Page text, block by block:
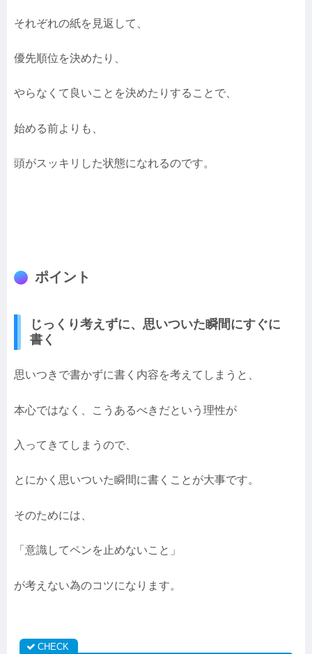
それぞれの紙を見返して、
優先順位を決めたり、
やらなくて良いことを決めたりすることで、
始める前よりも、
頭がスッキリした状態になれるのです。
ポイント
じっくり考えずに、思いついた瞬間にすぐに
書く
思いつきで書かずに書く内容を考えてしまうと、
本心ではなく、こうあるべきだという理性が
入ってきてしまうので、
とにかく思いついた瞬間に書くことが大事です。
そのためには、
「意識してペンを止めないこと」
が考えない為のコツになります。